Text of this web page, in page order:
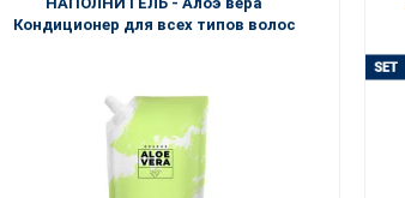
Кондиционер для всех типов волос